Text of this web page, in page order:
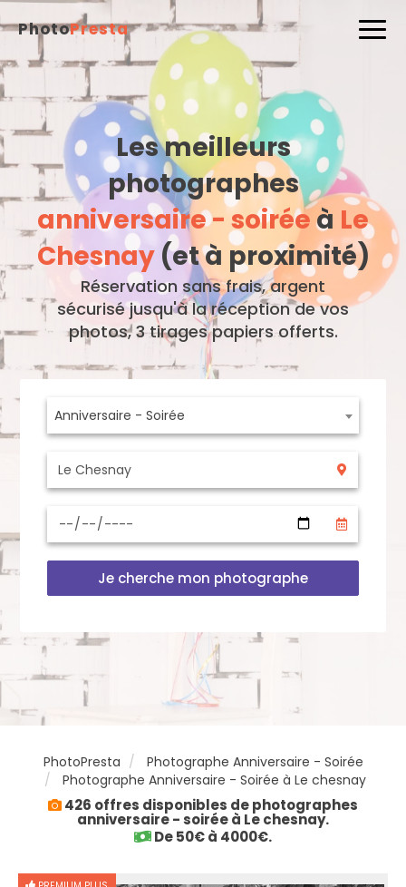
PhotoPresta
Les meilleurs
photographes
anniversaire - soiréeà Le
Chesnay(et à proximité)
Réservation sans frais, argent
sécurisé jusqu'à la réception de vos
photos, 3 tirages papiers offerts.
Anniversaire - Soirée
Je cherche mon photographe
PhotoPresta
Photographe Anniversaire - Soirée
Photographe Anniversaire - Soirée à Le chesnay
426 offres disponibles de photographes
anniversaire - soirée à Le chesnay.
De 50€ à 4000€.